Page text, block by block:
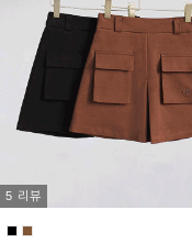
5 리뷰